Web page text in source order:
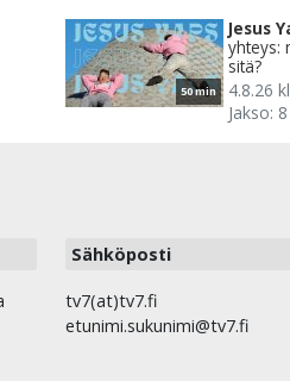
50 min
Jesus
yhteys:
sitä?
4.8.26
Jakso: 8
Sähköposti
tv7(at)tv7.fi
etunimi.sukunimi@tv7.fi